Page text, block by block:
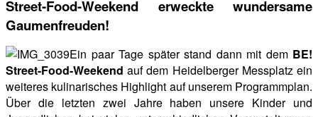
Street-Food-Weekend erweckte wundersame
Gaumenfreuden!
Ein paar Tage später stand dann mit dem BE!
Street-Food-Weekend auf dem Heidelberger Messplatz ein
weiteres kulinarisches Highlight auf unserem Programmplan.
Über die letzten zwei Jahre haben unsere Kinder und